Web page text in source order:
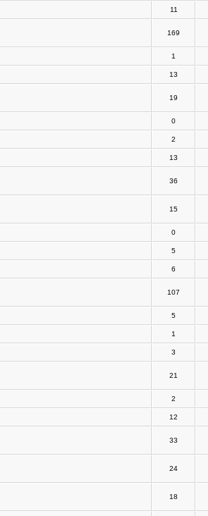
11
169
1
13
19
0
2
13
36
15
0
5
6
107
5
1
3
21
2
12
33
24
18